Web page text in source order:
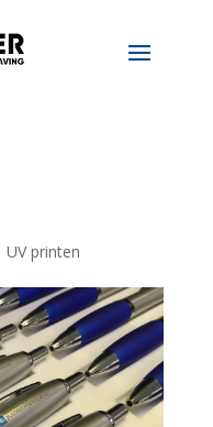
UV printen